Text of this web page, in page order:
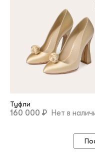
Туфли
160 000 ₽ Нет в